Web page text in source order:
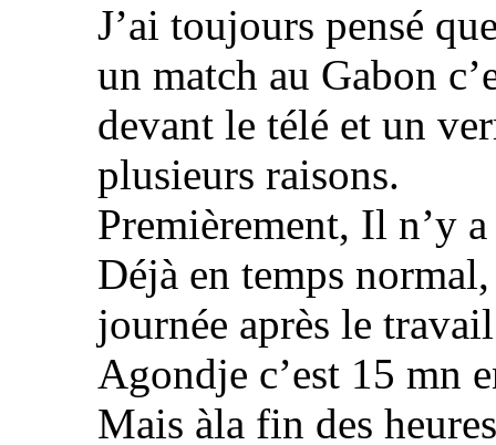
J’ai toujours pensé
un match au Gabon
devant le télé et un
plusieurs raisons.
Premièrement, Il n’y
Déjà en temps
journée après le
Agondje c’est 15 mn
Mais àla fin des